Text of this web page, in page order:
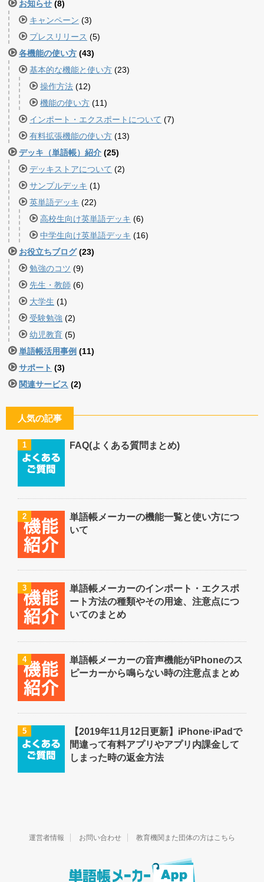
お知らせ (8)
キャンペーン (3)
プレスリリース (5)
各機能の使い方 (43)
基本的な機能と使い方 (23)
操作方法 (12)
機能の使い方 (11)
インポート・エクスポートについて (7)
有料拡張機能の使い方 (13)
デッキ（単語帳）紹介 (25)
デッキストアについて (2)
サンプルデッキ (1)
英単語デッキ (22)
高校生向け英単語デッキ (6)
中学生向け英単語デッキ (16)
お役立ちブログ(23)
勉強のコツ (9)
先生・教師 (6)
大学生 (1)
受験勉強 (2)
幼児教育 (5)
単語帳活用事例 (11)
サポート (3)
関連サービス (2)
人気の記事
1 FAQ(よくある質問まとめ)
2
単語帳メーカーの機能一覧と使い方につ
いて
3
単語帳メーカーのインポート・エクスポ
ート方法の種類やその用途、注意点につ
いてのまとめ
4
単語帳メーカーの音声機能がiPhoneのス
ピーカーから鳴らない時の注意点まとめ
5
【2019年11月12日更新】iPhone·iPadで
間違って有料アプリやアプリ内課金して
しまった時の返金方法
運営者情報 お問い合わせ 教育機関また団体の方はこちら